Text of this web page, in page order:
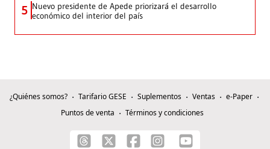
5 Nuevo presidente de Apede priorizará el desarrollo
económico del interior del país
¿Quiénes somos? Tarifario GESE Suplementos Ventas
e-Paper
Puntos de venta
Términos y condiciones